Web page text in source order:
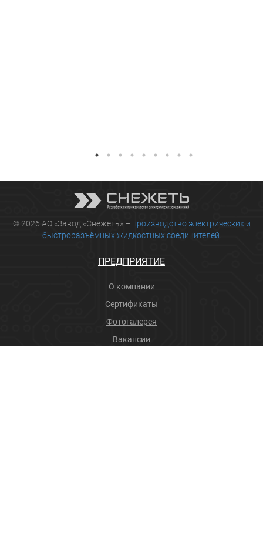
© 2026 АО «Завод «Снежеть» – производство электрических и
быстроразъёмных жидкостных соединителей.
ПРЕДПРИЯТИЕ
О компании
Сертификаты
Фотогалерея
Вакансии